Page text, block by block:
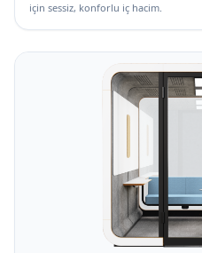
için sessiz, konforlu iç hacim.